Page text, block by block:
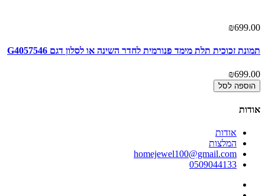
₪699.00
תמונת זכוכית תלת מימד פנורמית לחדר השינה או לסלון דגם G4057546
₪699.00
הוספה לסל
אודות
אודות
המלצות
homejewel100@gmail.com
0509044133